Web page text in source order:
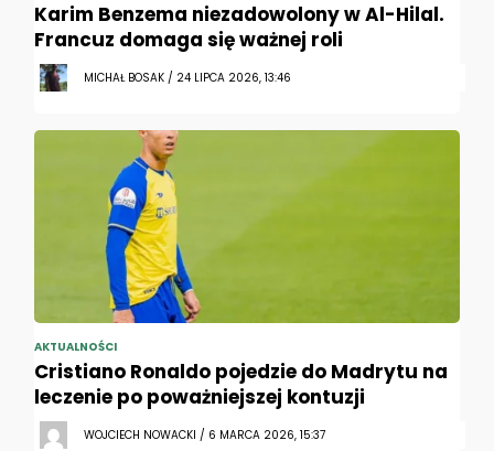
Karim Benzema niezadowolony w Al-Hilal.
Francuz domaga się ważnej roli
MICHAŁ BOSAK / 24 LIPCA 2026, 13:46
AKTUALNOŚCI
Cristiano Ronaldo pojedzie do Madrytu na
leczenie po poważniejszej kontuzji
WOJCIECH NOWACKI / 6 MARCA 2026, 15:37